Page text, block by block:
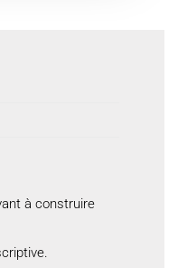
à construire